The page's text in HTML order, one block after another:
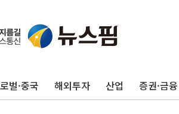
벌·중국 해외투자 산업 증권·금융
주가누르기 방지법' 전면 재검토 지시
경북 울진 시간당 20~30mm 강한 비...가뭄 해소
공원 주택 검토, 민주당 스스로 원칙 뒤집는 것"
더위 지속…청주·진천 35도, 곳곳 소나기